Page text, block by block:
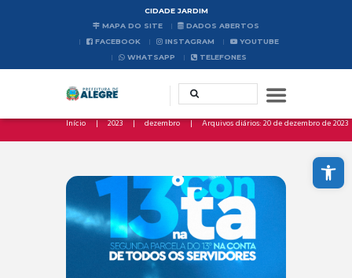
Abrir a barra de ferramentas
CIDADE JARDIM
MAPA DO SITE
DADOS ABERTOS
FACEBOOK
INSTAGRAM
YOUTUBE
WHATSAPP
TELEFONES
Início 2023 dezembro Arquivos diários: 20 de dezembro de 2023